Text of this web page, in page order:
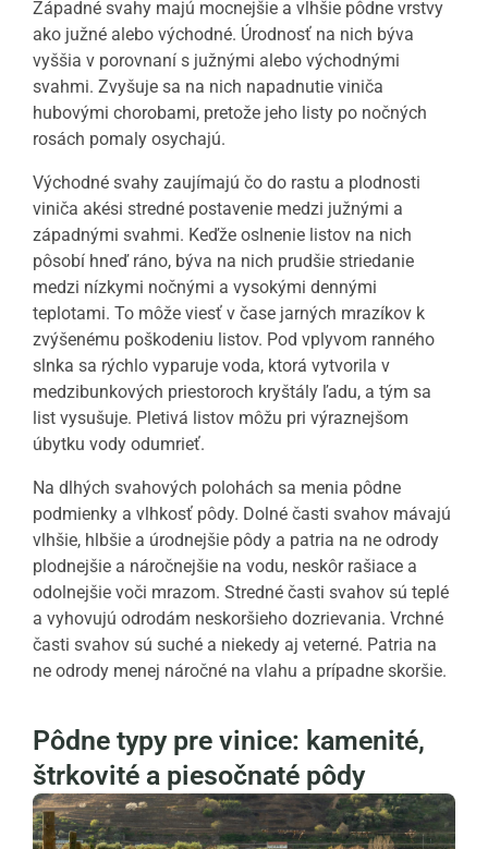
Západné svahy majú mocnejšie a vlhšie pôdne vrstvy
ako južné alebo východné. Úrodnosť na nich býva
vyššia v porovnaní s južnými alebo východnými
svahmi. Zvyšuje sa na nich napadnutie viniča
hubovými chorobami, pretože jeho listy po nočných
rosách pomaly osychajú.
Východné svahy zaujímajú čo do rastu a plodnosti
viniča akési stredné postavenie medzi južnými a
západnými svahmi. Keďže oslnenie listov na nich
pôsobí hneď ráno, býva na nich prudšie striedanie
medzi nízkymi nočnými a vysokými dennými
teplotami. To môže viesť v čase jarných mrazíkov k
zvýšenému poškodeniu listov. Pod vplyvom ranného
slnka sa rýchlo vyparuje voda, ktorá vytvorila v
medzibunkových priestoroch kryštály ľadu, a tým sa
list vysušuje. Pletivá listov môžu pri výraznejšom
úbytku vody odumrieť.
Na dlhých svahových polohách sa menia pôdne
podmienky a vlhkosť pôdy. Dolné časti svahov mávajú
vlhšie, hlbšie a úrodnejšie pôdy a patria na ne odrody
plodnejšie a náročnejšie na vodu, neskôr rašiace a
odolnejšie voči mrazom. Stredné časti svahov sú teplé
a vyhovujú odrodám neskoršieho dozrievania. Vrchné
časti svahov sú suché a niekedy aj veterné. Patria na
ne odrody menej náročné na vlahu a prípadne skoršie.
Pôdne typy pre vinice: kamenité,
štrkovité a piesočnaté pôdy